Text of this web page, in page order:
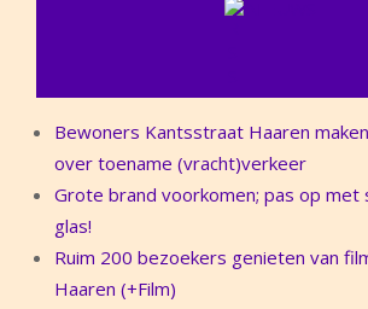
Bewoners Kantsstraat Haaren
over toename (vracht)verkeer
Grote brand voorkomen; pas op met
glas!
Ruim 200 bezoekers genieten van
Haaren (+Film)